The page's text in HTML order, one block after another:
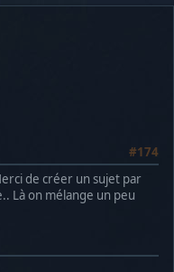
#174
de créer un sujet par
Là on mélange un peu